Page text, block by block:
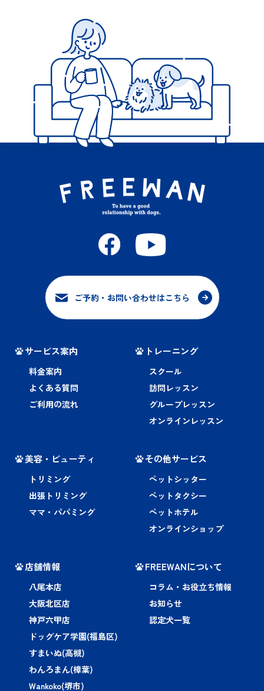
ご予約・お問い合わせはこちら
サービス案内
料金案内
よくある質問
ご利用の流れ
トレーニング
スクール
訪問レッスン
グループレッスン
オンラインレッスン
美容・ビューティ
トリミング
出張トリミング
ママ・パパミング
その他サービス
ペットシッター
ペットタクシー
ペットホテル
オンラインショップ
店舗情報
八尾本店
大阪北区店
神戸六甲店
ドッグケア学園(福島区)
すまいぬ(高槻)
わんろまん(樟葉)
Wankoko(堺市)
FREEWANについて
コラム・お役立ち情報
お知らせ
認定犬一覧